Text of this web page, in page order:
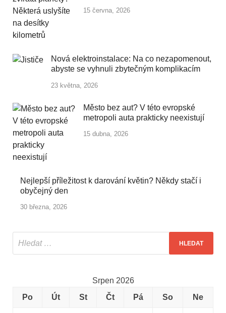
15 června, 2026
Nová elektroinstalace: Na co nezapomenout,
abyste se vyhnuli zbytečným komplikacím
23 května, 2026
Město bez aut? V této evropské
metropoli auta prakticky neexistují
15 dubna, 2026
Nejlepší příležitost k darování květin? Někdy stačí i
obyčejný den
30 března, 2026
Srpen 2026
Po
Út St Čt Pá So Ne